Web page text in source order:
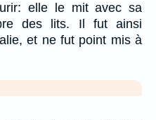
elle le mit avec sa
des lits. Il fut ainsi
et ne fut point mis à